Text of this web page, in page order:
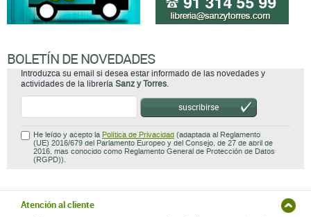
BOLETÍN DE NOVEDADES
Introduzca su email si desea estar informado de las novedades y
actividades de la librería Sanz y Torres.
suscribirse
He leído y acepto la Política de Privacidad (adaptada al Reglamento
(UE) 2016/679 del Parlamento Europeo y del Consejo, de 27 de abril de
2016, mas conocido como Reglamento General de Protección de Datos
(RGPD)).
Atención al cliente